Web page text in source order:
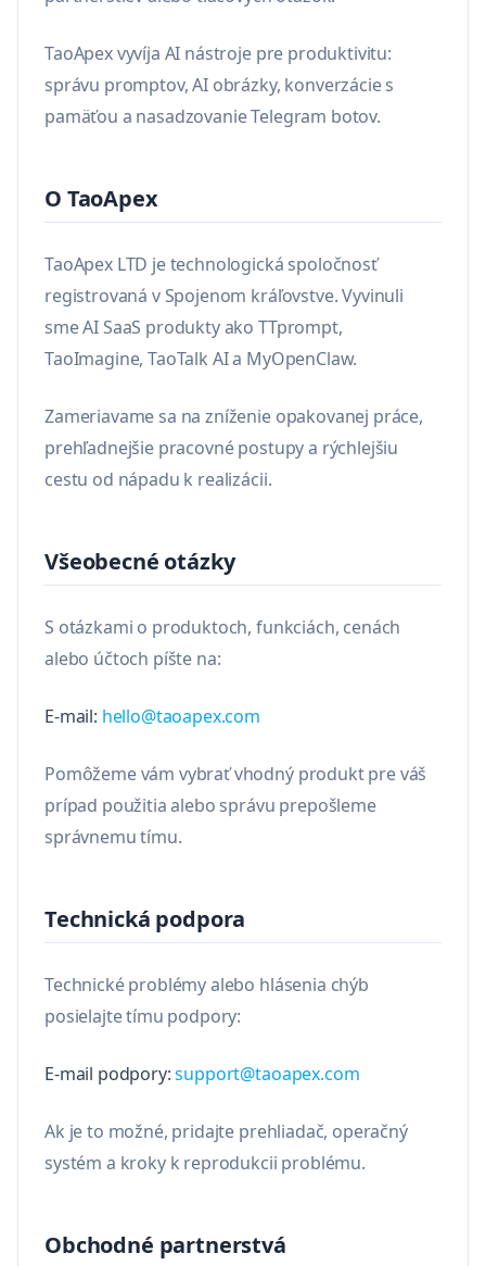
TaoApex vyvíja AI nástroje pre produktivitu:
správu promptov, AI obrázky, konverzácie s
pamäťou a nasadzovanie Telegram botov.
O TaoApex
TaoApex LTD je technologická spoločnosť
registrovaná v Spojenom kráľovstve. Vyvinuli
sme AI SaaS produkty ako TTprompt,
TaoImagine, TaoTalk AI a MyOpenClaw.
Zameriavame sa na zníženie opakovanej práce,
prehľadnejšie pracovné postupy a rýchlejšiu
cestu od nápadu k realizácii.
Všeobecné otázky
S otázkami o produktoch, funkciách, cenách
alebo účtoch píšte na:
E-mail: hello@taoapex.com
Pomôžeme vám vybrať vhodný produkt pre váš
prípad použitia alebo správu prepošleme
správnemu tímu.
Technická podpora
Technické problémy alebo hlásenia chýb
posielajte tímu podpory:
E-mail podpory: support@taoapex.com
Ak je to možné, pridajte prehliadač, operačný
systém a kroky k reprodukcii problému.
Obchodné partnerstvá